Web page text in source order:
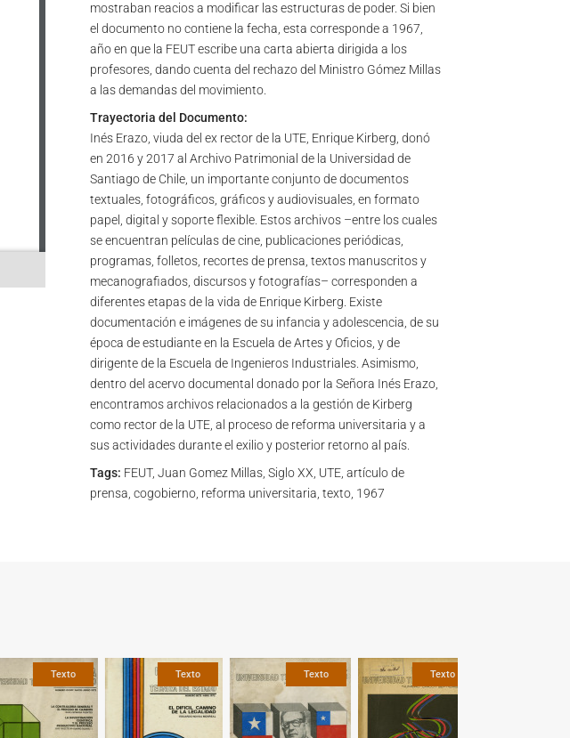
mostraban reacios a modificar las estructuras de poder. Si bien
el documento no contiene la fecha, esta corresponde a 1967,
año en que la FEUT escribe una carta abierta dirigida a los
profesores, dando cuenta del rechazo del Ministro Gómez Millas
a las demandas del movimiento.
Trayectoria del Documento:
Inés Erazo, viuda del ex rector de la UTE, Enrique Kirberg, donó
en 2016 y 2017 al Archivo Patrimonial de la Universidad de
Santiago de Chile, un importante conjunto de documentos
textuales, fotográficos, gráficos y audiovisuales, en formato
papel, digital y soporte flexible. Estos archivos –entre los cuales
se encuentran películas de cine, publicaciones periódicas,
programas, folletos, recortes de prensa, textos manuscritos y
mecanografiados, discursos y fotografías– corresponden a
diferentes etapas de la vida de Enrique Kirberg. Existe
documentación e imágenes de su infancia y adolescencia, de su
época de estudiante en la Escuela de Artes y Oficios, y de
dirigente de la Escuela de Ingenieros Industriales. Asimismo,
dentro del acervo documental donado por la Señora Inés Erazo,
encontramos archivos relacionados a la gestión de Kirberg
como rector de la UTE, al proceso de reforma universitaria y a
sus actividades durante el exilio y posterior retorno al país.
Tags: FEUT, Juan Gomez Millas, Siglo XX, UTE, artículo de
prensa, cogobierno, reforma universitaria, texto, 1967
Texto Texto Texto Texto